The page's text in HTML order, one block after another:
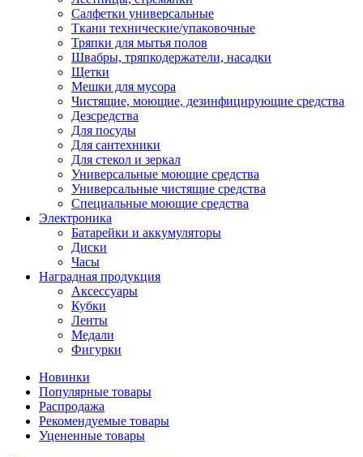
Салфетки универсальные
Ткани технические/упаковочные
Тряпки для мытья полов
Швабры, тряпкодержатели, насадки
Щетки
Мешки для мусора
Чистящие, моющие, дезинфицирующие средства
Дезсредства
Для посуды
Для сантехники
Для стекол и зеркал
Универсальные моющие средства
Универсальные чистящие средства
Специальные моющие средства
Электроника
Батарейки и аккумуляторы
Диски
Часы
Наградная продукция
Аксессуары
Кубки
Ленты
Медали
Фигурки
Новинки
Популярные товары
Распродажа
Рекомендуемые товары
Уцененные товары